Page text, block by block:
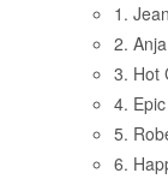
1.
2.
3. Hot
4.
5.
6.